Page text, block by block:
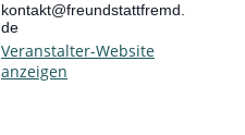
kontakt@freundstattfremd.
de
Veranstalter-Website
anzeigen